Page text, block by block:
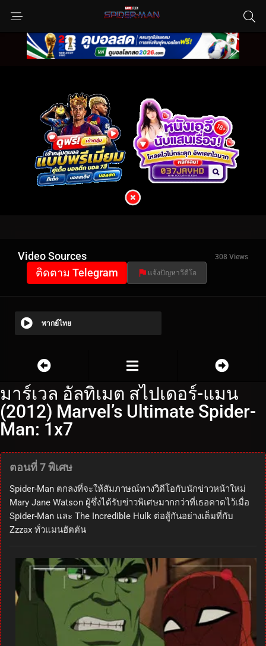
Video Sources 308 Views
ติดตาม Telegram แจ้งปัญหาวีดีโอ
พากย์ไทย
มาร์เวล อัลทิเมต สไปเดอร์-แมน
(2012) Marvel’s Ultimate Spider-
Man: 1x7
ตอนที่ 7 พิเศษ
Spider-Man ตกลงที่จะให้สัมภาษณ์ทางวิดีโอกับนักข่าวหน้าใหม่
Mary Jane Watson ผู้ซึ่งได้รับข่าวพิเศษมากกว่าที่เธอคาดไว้เมื่อ
Spider-Man และ The Incredible Hulk ต่อสู้กันอย่างเต็มที่กับ
Zzzax ทั่วแมนฮัตตัน